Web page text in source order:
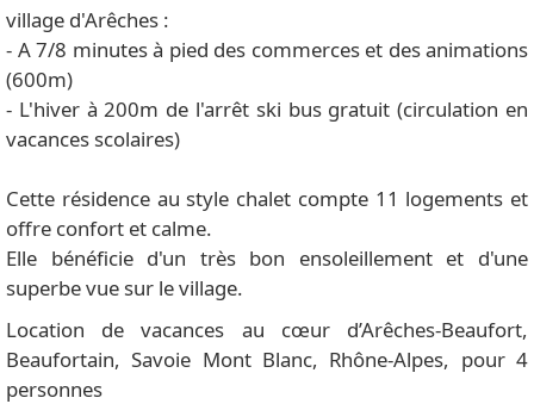
village d'Arêches :
- A 7/8 minutes à pied des commerces et des animations
(600m)
- L'hiver à 200m de l'arrêt ski bus gratuit (circulation en
vacances scolaires)
Cette résidence au style chalet compte 11 logements et
offre confort et calme.
Elle bénéficie d'un très bon ensoleillement et d'une
superbe vue sur le village.
Location de vacances au cœur d’Arêches-Beaufort,
Beaufortain, Savoie Mont Blanc, Rhône-Alpes, pour 4
personnes